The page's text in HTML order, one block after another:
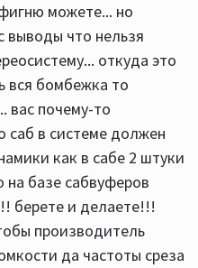
можете... но
выводы что нельзя
откуда это
вся бомбежка то
вас почему-то
саб в системе должен
как в сабе 2 штуки
базе сабвуферов
берете и делаете!!!
производитель
да частоты среза